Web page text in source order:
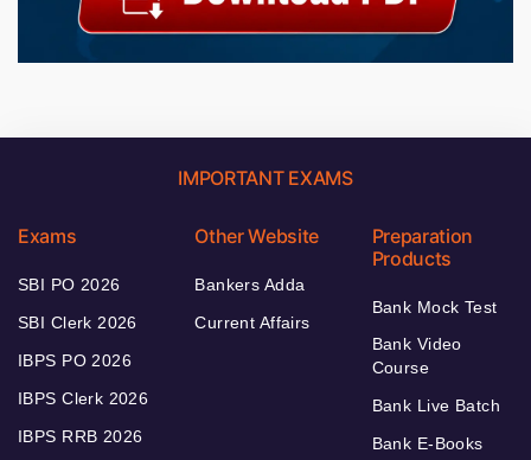
IMPORTANT EXAMS
Exams
SBI PO 2026
SBI Clerk 2026
IBPS PO 2026
IBPS Clerk 2026
IBPS RRB 2026
Other Website
Bankers Adda
Current Affairs
Preparation
Products
Bank Mock Test
Bank Video
Course
Bank Live Batch
Bank E-Books